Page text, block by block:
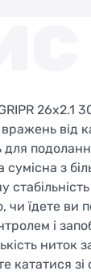
26x2.1
від
для
з
чи їдете ви
і
ниток
кататися